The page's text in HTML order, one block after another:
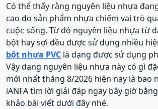
Có thể thấy rằng nguyên liệu nhựa
cao do sản phẩm nhựa chiếm vai trò
cuộc sống. Từ đó nguyên liệu nhựa từ
bột hay sợi đều được sử dụng nhiều
bột nhựa PVC là dạng được sử dụng
Vậy dạng nguyên liệu nhựa này có gì
mới nhất tháng 8/2026 hiện nay là bao
iANFA tìm lời giải đáp ngay bây giờ
khảo bài viết dưới đây nhé.